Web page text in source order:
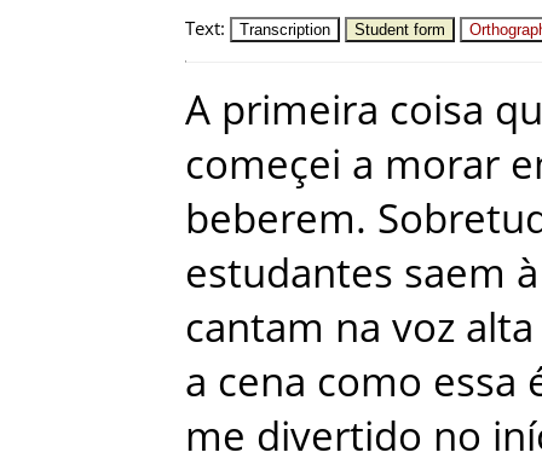
Text: Transcription Student form
A primeira coisa
começei a morar
beberem.
estudantes saem à
cantam na voz alta
a cena como essa
me divertido no